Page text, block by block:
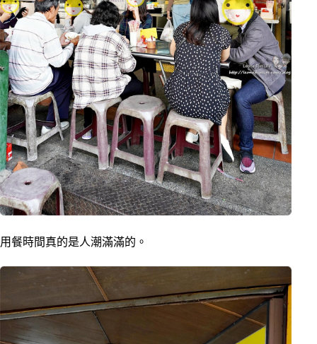
用餐時間真的是人潮滿滿的。